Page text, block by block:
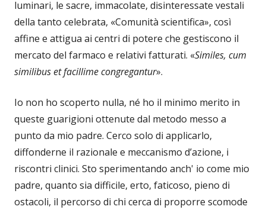
luminari, le sacre, immacolate, disinteressate vestali
della tanto celebrata, «Comunità scientifica», così
affine e attigua ai centri di potere che gestiscono il
mercato del farmaco e relativi fatturati. «Similes, cum
similibus et facillime congregantur».
Io non ho scoperto nulla, né ho il minimo merito in
queste guarigioni ottenute dal metodo messo a
punto da mio padre. Cerco solo di applicarlo,
diffonderne il razionale e meccanismo d’azione, i
riscontri clinici. Sto sperimentando anch' io come mio
padre, quanto sia difficile, erto, faticoso, pieno di
ostacoli, il percorso di chi cerca di proporre scomode